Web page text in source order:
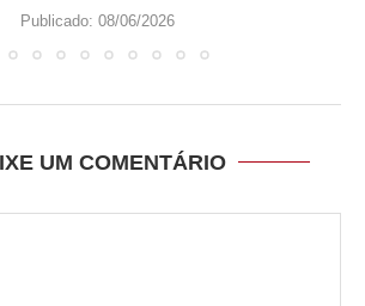
Publicado: 08/06/2026
UM COMENTÁRIO